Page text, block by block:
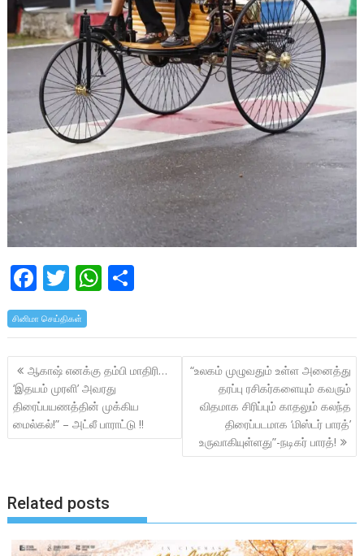
F
ac
e
b
o
o
k
T
w
itt
er
W
at
s
A
p
p
ar
e
சினிமா செய்திகள்
Post
navigation
ஆகாஷ் எனக்கு தம்பி மாதிரி…
‘இதயம் முரளி’ அவரது
திரைப்பயணத்தின் முக்கிய
மைல்கல்!” – அட்லீ பாராட்டு !!
“உலகம் முழுவதும் உள்ள அனைத்து
தரப்பு ரசிகர்களையும் கவரும்
விதமாக சிரிப்பும் காதலும் கலந்த
திரைப்படமாக ‘மிஸ்டர் பாரத்’
உருவாகியுள்ளது”-நடிகர் பாரத்!
Related posts